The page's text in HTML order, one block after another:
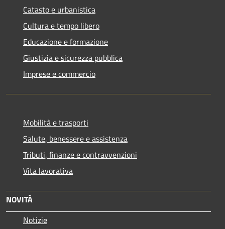
Catasto e urbanistica
Cultura e tempo libero
Educazione e formazione
Giustizia e sicurezza pubblica
Imprese e commercio
Mobilità e trasporti
Salute, benessere e assistenza
Tributi, finanze e contravvenzioni
Vita lavorativa
NOVITÀ
Notizie